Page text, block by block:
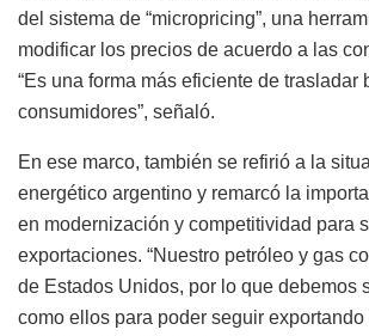
del sistema de “micropricing”, una
modificar los precios de acuerdo a las
“Es una forma más eficiente de trasladar
consumidores”, señaló.
En ese marco, también se refirió a la
energético argentino y remarcó la
en modernización y competitividad para
exportaciones. “Nuestro petróleo y gas
de Estados Unidos, por lo que debemos
como ellos para poder seguir